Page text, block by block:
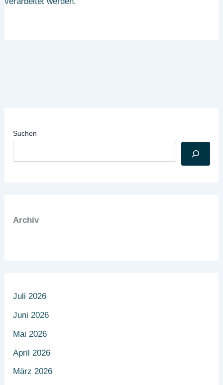
Suchen
Archiv
Juli 2026
Juni 2026
Mai 2026
April 2026
März 2026